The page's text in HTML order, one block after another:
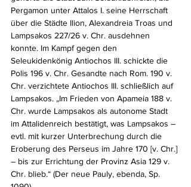
Pergamon unter Attalos I. seine Herrschaft
über die Städte Ilion, Alexandreia Troas und
Lampsakos 227/26 v. Chr. ausdehnen
konnte. Im Kampf gegen den
Seleukidenkönig Antiochos III. schickte die
Polis 196 v. Chr. Gesandte nach Rom. 190 v.
Chr. verzichtete Antiochos III. schließlich auf
Lampsakos. „Im Frieden von Apameia 188 v.
Chr. wurde Lampsakos als autonome Stadt
im Attalidenreich bestätigt, was Lampsakos –
evtl. mit kurzer Unterbrechung durch die
Eroberung des Perseus im Jahre 170 [v. Chr.]
– bis zur Errichtung der Provinz Asia 129 v.
Chr. blieb.“ (Der neue Pauly, ebenda, Sp.